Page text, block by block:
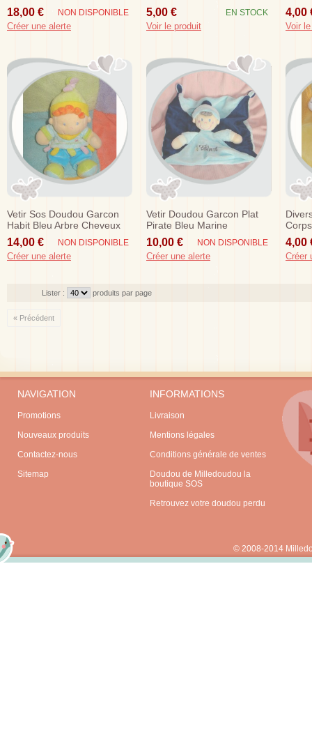
18,00 € NON DISPONIBLE
Créer une alerte
Poisson
5,00 € EN STOCK
Voir le produit
4,00
Voir
Vetir Sos Doudou Garcon
Habit Bleu Arbre Cheveux
Orange
14,00 € NON DISPONIBLE
Créer une alerte
Vetir Doudou Garcon Plat
Pirate Bleu Marine
Turquoise Sos
10,00 € NON DISPONIBLE
Créer une alerte
4,00
Créer
Lister : produits par page
« Précédent
NAVIGATION
Promotions
Nouveaux produits
Contactez-nous
Sitemap
INFORMATIONS
Livraison
Mentions légales
Conditions générale de ventes
Doudou de Milledoudou la
boutique SOS
Retrouvez votre doudou perdu
© 2008-2014